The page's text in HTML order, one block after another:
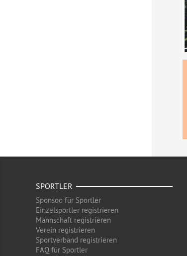
SPORTLER
Sponsoo für Sportler
Einzelsportler registrieren
Mannschaft registrieren
Verein registrieren
Sportverband registrieren
FAQ für Sportler